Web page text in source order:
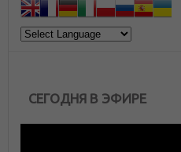
СЕГОДНЯ В ЭФИРЕ